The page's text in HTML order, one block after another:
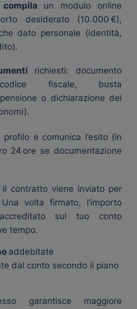
compila un modulo online
desiderato (10.000 €),
dato personale (identità,
richiesti: documento
fiscale, busta
o dichiarazione dei
profilo e comunica l’esito (in
24 ore se documentazione
il contratto viene inviato per
volta firmato, l’importo
sul tuo conto
tempo.
addebitate
dal conto secondo il piano
garantisce maggiore